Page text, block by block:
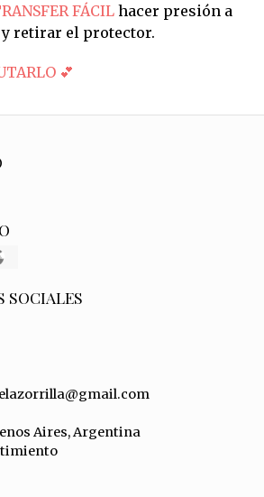
FÁCILhacer presión a
retirar el protector.
💕
SOCIALES
Aires, Argentina